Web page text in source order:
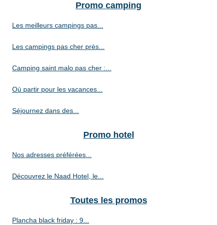
Promo camping
Les meilleurs campings pas...
Les campings pas cher près...
Camping saint malo pas cher :...
Où partir pour les vacances...
Séjournez dans des...
Promo hotel
Nos adresses préférées...
Découvrez le Naad Hotel, le...
Toutes les promos
Plancha black friday : 9...